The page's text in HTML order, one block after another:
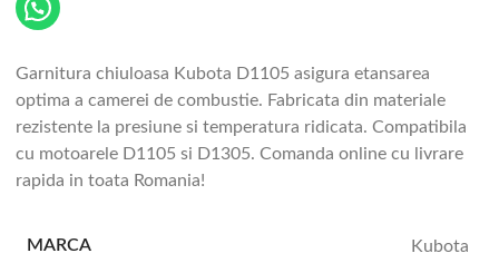
Garnitura chiuloasa Kubota D1105 asigura etansarea
optima a camerei de combustie. Fabricata din materiale
rezistente la presiune si temperatura ridicata. Compatibila
cu motoarele D1105 si D1305. Comanda online cu livrare
rapida in toata Romania!
MARCA Kubota